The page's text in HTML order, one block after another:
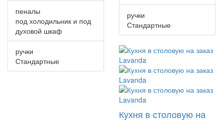
пеналы
под холодильник и под
духовой шкаф
ручки
Стандартные
ручки
Стандартные
Кухня в столовую на